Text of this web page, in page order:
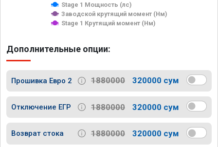
Stage 1 Мощность (лс)
Заводской крутящий момент (Нм)
Stage 1 Крутящий момент (Нм)
Дополнительные опции:
Прошивка Евро 2 1880000 320000 сум
Отключение ЕГР 1880000 320000 сум
Возврат стока 1880000 320000 сум